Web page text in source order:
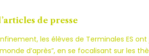
de presse
les élèves de Terminales ES
d’après”, en se focalisant sur les